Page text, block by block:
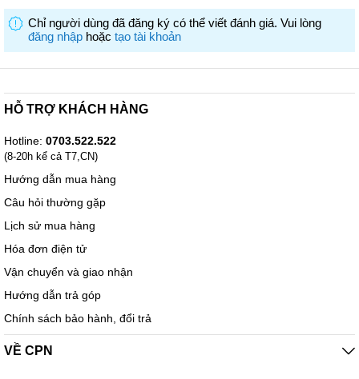
Máy ép được thiết kế với tính năng dễ làm sạch, giúp bạn tiết kiệm
thời gian trong quá trình bảo quản và vệ sinh. Các phụ kiện có thể
tháo rời dễ dàng để làm sạch mọi góc cạnh của má
Chỉ người dùng đã đăng ký có thể viết đánh giá. Vui lòng
đăng nhập hoặc tạo tài khoản
HỖ TRỢ KHÁCH HÀNG
Hotline: 0703.522.522
(8-20h kể cả T7,CN)
Hướng dẫn mua hàng
Câu hỏi thường gặp
Lịch sử mua hàng
Hóa đơn điện tử
Vận chuyển và giao nhận
Hướng dẫn trả góp
Chính sách bảo hành, đổi trả
VỀ CPN